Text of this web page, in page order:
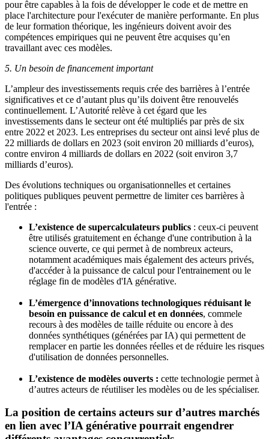
pour être capables à la fois de développer le code et de mettre en
place l'architecture pour l'exécuter de manière performante. En plus
de leur formation théorique, les ingénieurs doivent avoir des
compétences empiriques qui ne peuvent être acquises qu’en
travaillant avec ces modèles.
5. Un besoin de financement important
L’ampleur des investissements requis crée des barrières à l’entrée
significatives et ce d’autant plus qu’ils doivent être renouvelés
continuellement. L’Autorité relève à cet égard que les
investissements dans le secteur ont été multipliés par près de six
entre 2022 et 2023. Les entreprises du secteur ont ainsi levé plus de
22 milliards de dollars en 2023 (soit environ 20 milliards d’euros),
contre environ 4 milliards de dollars en 2022 (soit environ 3,7
milliards d’euros).
Des évolutions techniques ou organisationnelles et certaines
politiques publiques peuvent permettre de limiter ces barrières à
l'entrée :
L’existence de supercalculateurs publics : ceux-ci peuvent
être utilisés gratuitement en échange d'une contribution à la
science ouverte, ce qui permet à de nombreux acteurs,
notamment académiques mais également des acteurs privés,
d'accéder à la puissance de calcul pour l'entrainement ou le
réglage fin de modèles d'IA générative.
L’émergence d’innovations technologiques réduisant le
besoin en puissance de calcul et en données, commele
recours à des modèles de taille réduite ou encore à des
données synthétiques (générées par IA) qui permettent de
remplacer en partie les données réelles et de réduire les risques
d'utilisation de données personnelles.
L’existence de modèles ouverts : cette technologie permet à
d’autres acteurs de réutiliser les modèles ou de les spécialiser.
La position de certains acteurs sur d’autres marchés
en lien avec l’IA générative pourrait engendrer